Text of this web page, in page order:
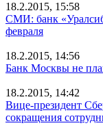
18.2.2015, 15:58
СМИ: банк
февраля
18.2.2015, 14:56
Банк Москвы не
18.2.2015, 14:42
Вице-президент
сокращения